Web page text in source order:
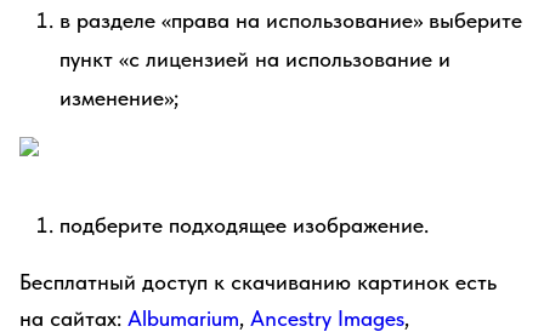
в разделе «права на использование» выберите
пункт «с лицензией на использование и
изменение»;
подберите подходящее изображение.
Бесплатный доступ к скачиванию картинок есть
на сайтах: Albumarium, Ancestry Images,